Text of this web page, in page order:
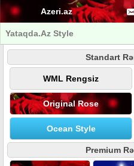
Azeri.az
Yataqda.Az Style
Standart
WML Rengsiz
Original Rose
Ocean Style
Premium